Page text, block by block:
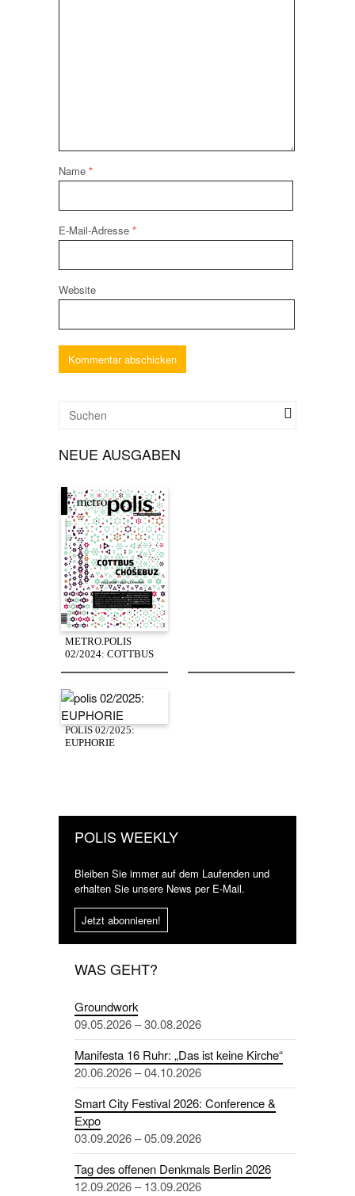
Name *
E-Mail-Adresse *
Website
NEUE AUSGABEN
METRO.POLIS
02/2024: COTTBUS
POLIS 02/2025:
EUPHORIE
POLIS WEEKLY
Bleiben Sie immer auf dem Laufenden und
erhalten Sie unsere News per E-Mail.
Jetzt abonnieren!
WAS GEHT?
Groundwork
09.05.2026 – 30.08.2026
Manifesta 16 Ruhr: „Das ist keine Kirche“
20.06.2026 – 04.10.2026
Smart City Festival 2026: Conference &
Expo
03.09.2026 – 05.09.2026
Tag des offenen Denkmals Berlin 2026
12.09.2026 – 13.09.2026